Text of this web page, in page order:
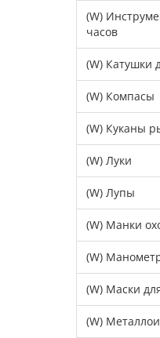
(W)
часов
(W) Катушки
(W) Компасы
(W) Куканы
(W) Луки
(W) Лупы
(W) Манки
(W)
(W) Маски
(W)